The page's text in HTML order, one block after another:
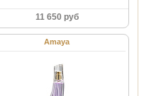
11 650 руб
Amaya